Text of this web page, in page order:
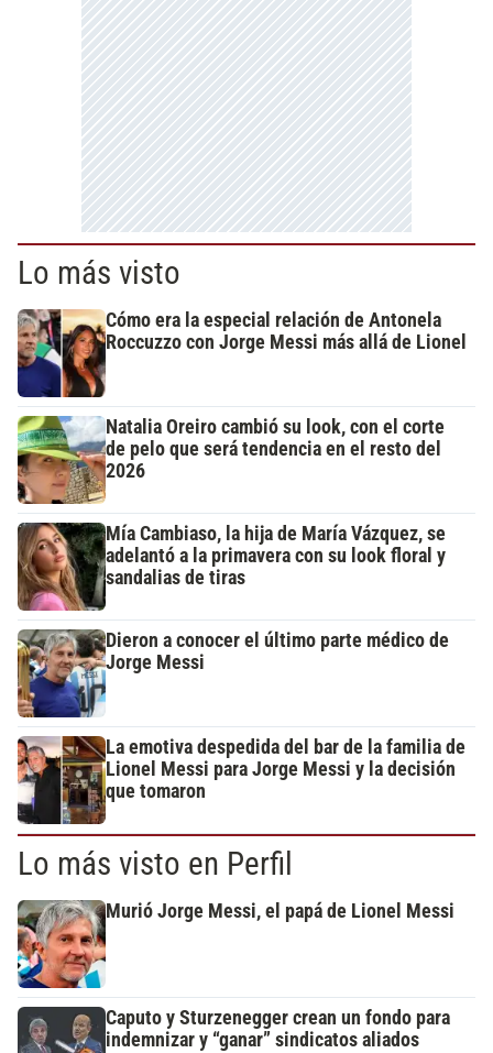
Lo más visto
Cómo era la especial relación de Antonela
Roccuzzo con Jorge Messi más allá de Lionel
Natalia Oreiro cambió su look, con el corte
de pelo que será tendencia en el resto del
2026
Mía Cambiaso, la hija de María Vázquez, se
adelantó a la primavera con su look floral y
sandalias de tiras
Dieron a conocer el último parte médico de
Jorge Messi
La emotiva despedida del bar de la familia de
Lionel Messi para Jorge Messi y la decisión
que tomaron
Lo más visto en Perfil
Murió Jorge Messi, el papá de Lionel Messi
Caputo y Sturzenegger crean un fondo para
indemnizar y “ganar” sindicatos aliados